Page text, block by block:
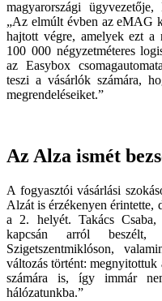
magyarországi
„Az elmúlt évben az eMAG
hajtott végre, amelyek ezt a
100 000 négyzetméteres
az Easybox
teszi a vásárlók számára,
megrendeléseiket.”
Az Alza ismét
A fogyasztói vásárlási
Alzát is érzékenyen érintette,
a 2. helyét. Takács
kapcsán arról
Szigetszentmiklóson,
változás történt:
számára is, így immár
hálózatunkba.”